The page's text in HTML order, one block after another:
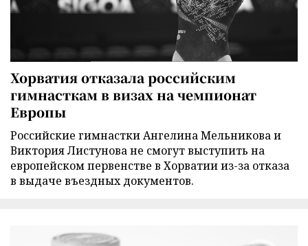
Хорватия отказала российским
гимнасткам в визах на чемпионат
Европы
Российские гимнастки Ангелина Мельникова и
Виктория Листунова не смогут выступить на
европейском первенстве в Хорватии из-за отказа
в выдаче въездных документов.